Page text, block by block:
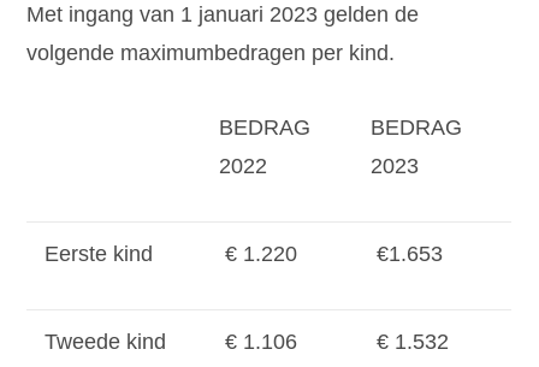
Met ingang van 1 januari 2023 gelden de
volgende maximumbedragen per kind.
BEDRAG
2022
BEDRAG
2023
Eerste kind € 1.220 €1.653
Tweede kind € 1.106 € 1.532